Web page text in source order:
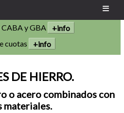
CABA y GBA
+info
cuotas
+info
DE HIERRO.
o acero combinados con
materiales.